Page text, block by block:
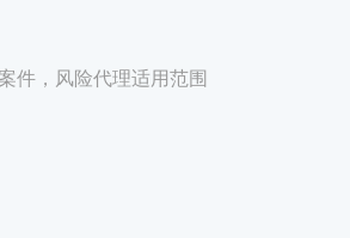
件，风险代理适用范围